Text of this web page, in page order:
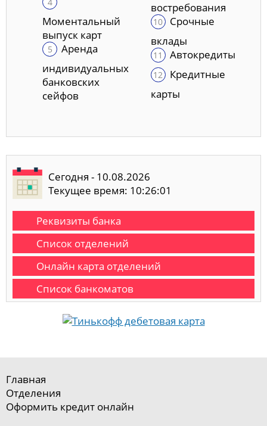
Моментальный
выпуск карт
Аренда
индивидуальных
банковских
сейфов
востребования
Срочные
вклады
Автокредиты
Кредитные
карты
Сегодня - 10.08.2026
Текущее время: 10:26:01
Реквизиты банка
Список отделений
Онлайн карта отделений
Список банкоматов
Главная
Отделения
Оформить кредит онлайн